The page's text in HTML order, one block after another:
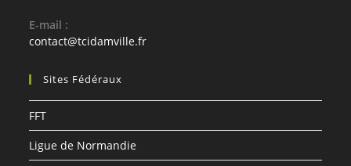
E-mail :
contact@tcidamville.fr
Sites Fédéraux
FFT
Ligue de Normandie